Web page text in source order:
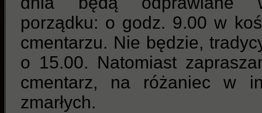
porządku: o godz. 9.00 w
cmentarzu. Nie będzie,
o 15.00. Natomiast
cmentarz, na różaniec w
zmarłych.